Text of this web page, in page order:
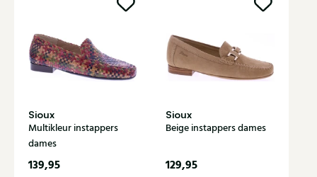
Sioux
Multikleur instappers
dames
139,95
Sioux
Beige instappers dames
129,95